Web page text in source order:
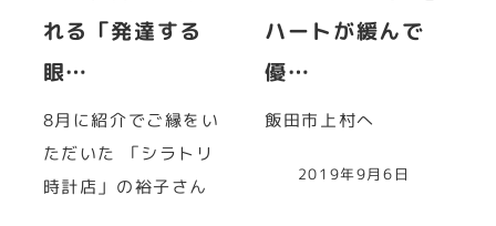
れる「発達する
眼…
8月に紹介でご縁をい
ただいた 「シラトリ
時計店」の裕子さん
ハートが緩んで
優…
飯田市上村へ
2019年9月6日